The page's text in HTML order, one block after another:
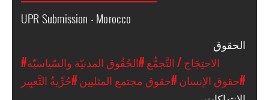
UPR Submission - Morocco
#الاحتِجَاج / التَّجمُّع#الحُقُوق المدنيّة والسّياسيّة
#حقوق الإنسان#حقوق مجتمع المثليين#حُرِّيةُ التَّعبِير